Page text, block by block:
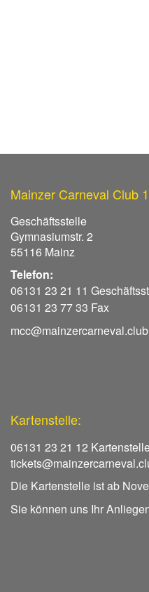
Mainzer Carneval Club
Geschäftsstelle
Gymnasiumstr. 2
55116 Mainz
Telefon:
06131 23 21 11
06131 23 77 33 Fax
mcc@mainzercarneval.club
Kartenstelle:
06131 23 21 12
Die Kartenstelle ist ab
Sie können uns Ihr